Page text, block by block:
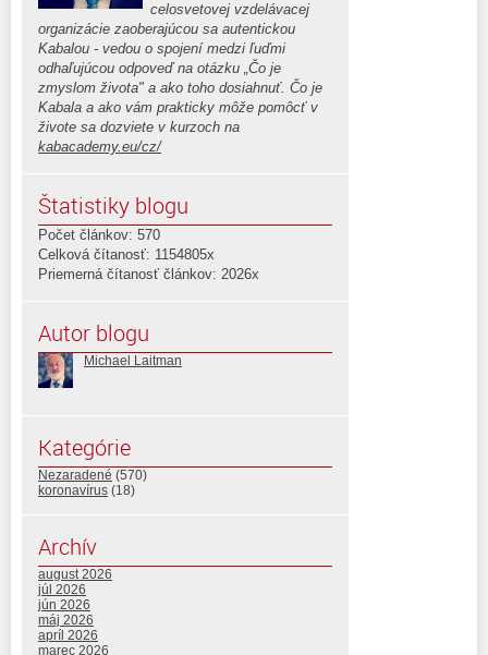
celosvetovej vzdelávacej
organizácie zaoberajúcou sa autentickou
Kabalou - vedou o spojení medzi ľuďmi
odhaľujúcou odpoveď na otázku „Čo je
zmyslom života" a ako toho dosiahnuť. Čo je
Kabala a ako vám prakticky môže pomôcť v
živote sa dozviete v kurzoch na
kabacademy.eu/cz/
Štatistiky blogu
Počet článkov: 570
Celková čítanosť: 1154805x
Priemerná čítanosť článkov: 2026x
Autor blogu
Michael Laitman
Kategórie
Nezaradené (570)
koronavírus (18)
Archív
august 2026
júl 2026
jún 2026
máj 2026
apríl 2026
marec 2026